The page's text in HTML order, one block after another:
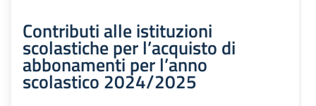
Contributi alle istituzioni
scolastiche per l’acquisto di
abbonamenti per l’anno
scolastico 2024/2025